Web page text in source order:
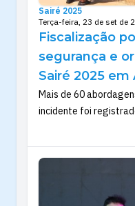
Sairé 2025
Terça-feira, 23 de set de
Fiscalização
segurança e
Sairé 2025
Mais de 60
incidente foi